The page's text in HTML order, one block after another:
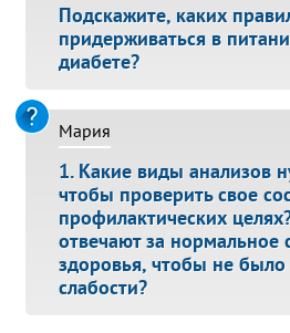
Подскажите, каких
придерживаться в
диабете?
Мария
1. Какие виды анализов
чтобы проверить свое
профилактических
отвечают за нормальное
здоровья, чтобы не
слабости?